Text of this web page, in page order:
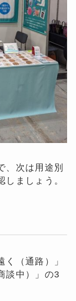
、次は用途別
ましょう。
く（通路）」
談中）」の3